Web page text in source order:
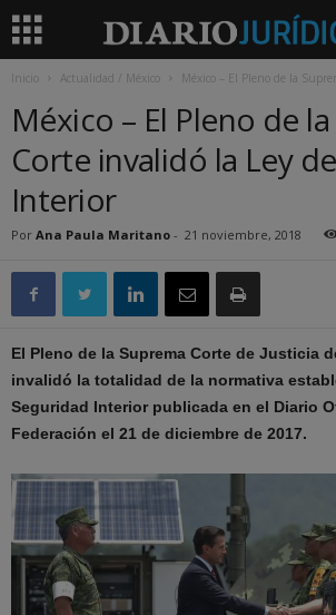
Inicio Actualidad / México México – El Pleno de la
México – El Pleno de
Corte invalidó la Ley
Interior
Por Ana Paula Maritano - 21 noviembre, 2018
El Pleno de la Suprema Corte de Justicia
invalidó la totalidad de la normativa
Seguridad Interior publicada en el Diario
Federación el 21 de diciembre de 2017.